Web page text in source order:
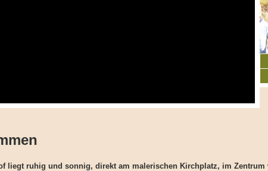
liegt ruhig und sonnig, direkt am malerischen Kirchplatz, im Zentrum